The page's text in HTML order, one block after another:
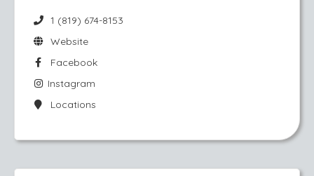
1 (819) 674-8153
Website
Facebook
Instagram
Locations